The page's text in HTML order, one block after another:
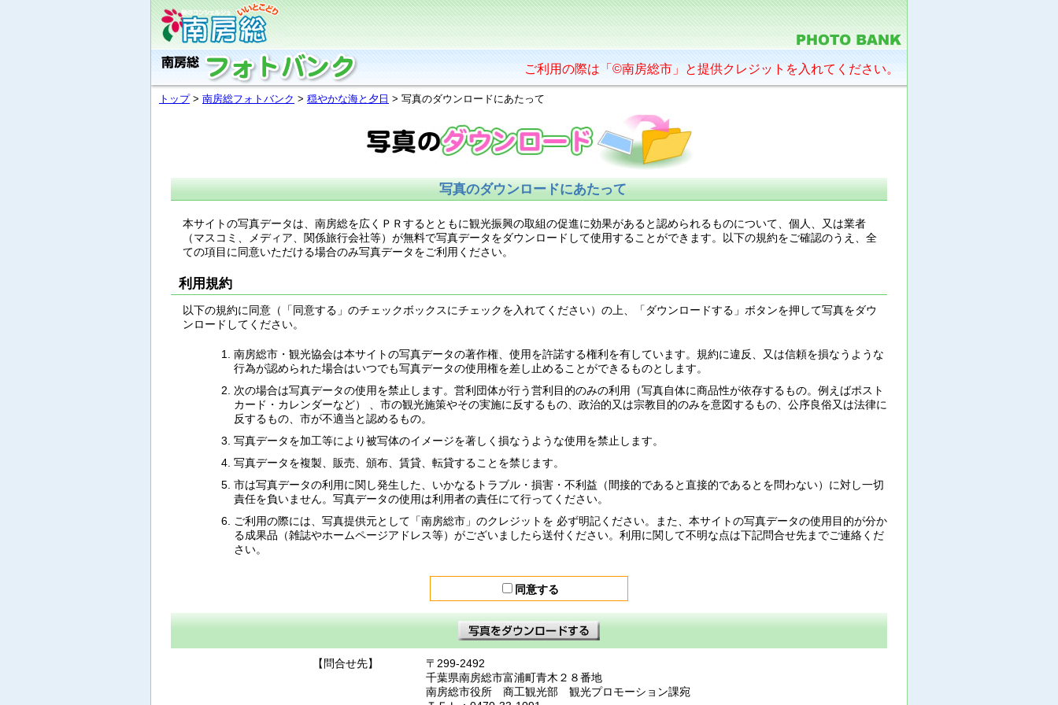
ご利用の際は「©南房総市」と提供クレジットを入れてください。
トップ> 南房総フォトバンク > 穏やかな海と夕日 > 写真のダウンロードにあたって
写真のダウンロードにあたって
本サイトの写真データは、南房総を広くＰＲするとともに観光振興の取組の促進に効果があると認められるものについて、個人、又は業者
（マスコミ、メディア、関係旅行会社等）が無料で写真データをダウンロードして使用することができます。以下の規約をご確認のうえ、全
ての項目に同意いただける場合のみ写真データをご利用ください。
利用規約
以下の規約に同意（「同意する」のチェックボックスにチェックを入れてください）の上、「ダウンロードする」ボタンを押して写真をダウ
ンロードしてください。
南房総市・観光協会は本サイトの写真データの著作権、使用を許諾する権利を有しています。規約に違反、又は信頼を損なうような
行為が認められた場合はいつでも写真データの使用権を差し止めることができるものとします。
次の場合は写真データの使用を禁止します。営利団体が行う営利目的のみの利用（写真自体に商品性が依存するもの。例えばポスト
カード・カレンダーなど） 、市の観光施策やその実施に反するもの、政治的又は宗教目的のみを意図するもの、公序良俗又は法律に
反するもの、市が不適当と認めるもの。
写真データを加工等により被写体のイメージを著しく損なうような使用を禁止します。
写真データを複製、販売、頒布、賃貸、転貸することを禁じます。
市は写真データの利用に関し発生した、いかなるトラブル・損害・不利益（間接的であると直接的であるとを問わない）に対し一切
責任を負いません。写真データの使用は利用者の責任にて行ってください。
ご利用の際には、写真提供元として「南房総市」のクレジットを 必ず明記ください。また、本サイトの写真データの使用目的が分か
る成果品（雑誌やホームページアドレス等）がございましたら送付ください。利用に関して不明な点は下記問合せ先までご連絡くだ
さい。
同意する
【問合せ先】
〒299-2492
千葉県南房総市富浦町青木２８番地
南房総市役所 商工観光部 観光プロモーション課宛